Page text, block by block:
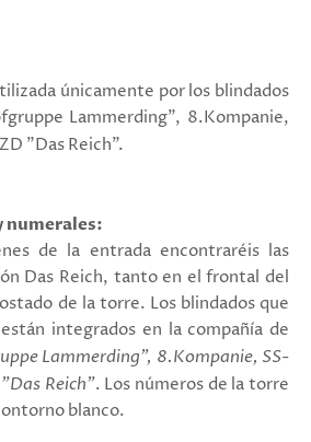
únicamente por los blindados
Lammerding", 8.Kompanie,
"Das Reich".
numerales:
de la entrada encontraréis las
Das Reich, tanto en el frontal del
de la torre. Los blindados que
integrados en la compañía de
Lammerding", 8.Kompanie, SS-
Reich". Los números de la torre
blanco.